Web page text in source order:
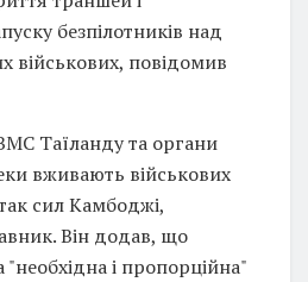
безпілотників над
військових, повідомив
Таїланду та органи
вживають військових
сил Камбоджі,
Він додав, що
"необхідна і пропорційна"